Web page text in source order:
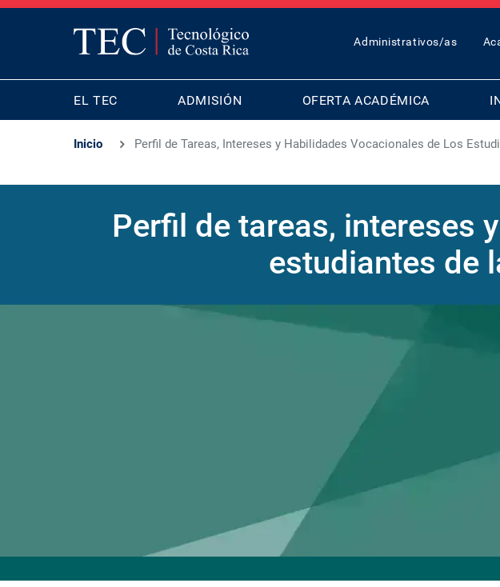
TOP
MENU
Administrativos/as
MAIN
NAVIGATION
EL TEC ADMISIÓN OFERTA ACADÉMICA
Inicio Perfil de Tareas, Intereses y Habilidades Vocacionales de Los
Perfil de tareas, intereses
estudiantes de